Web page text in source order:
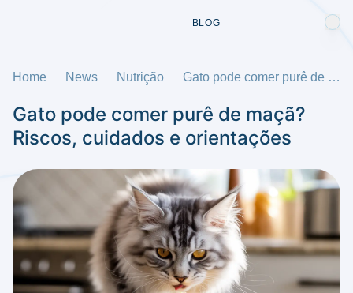
BLOG
Home News Nutrição Gato pode comer purê de maçã? Riscos, cuidados e orientações
Gato pode comer purê de maçã?
Riscos, cuidados e orientações